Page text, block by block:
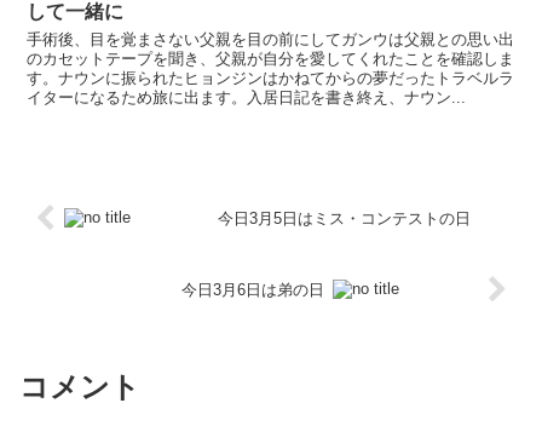
して一緒に
手術後、目を覚まさない父親を目の前にしてガンウは父親との思い出
のカセットテープを聞き、父親が自分を愛してくれたことを確認しま
す。ナウンに振られたヒョンジンはかねてからの夢だったトラベルラ
イターになるため旅に出ます。入居日記を書き終え、ナウン...
今日3月5日はミス・コンテストの日
今日3月6日は弟の日
コメント